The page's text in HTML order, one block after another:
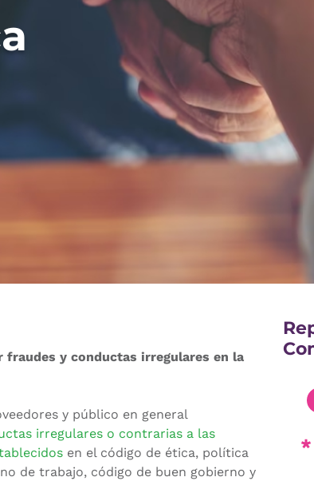
fraudes y conductas irregulares en la
y público en general
irregulares o contrarias a las
en el código de ética, política
de trabajo, código de buen gobierno y